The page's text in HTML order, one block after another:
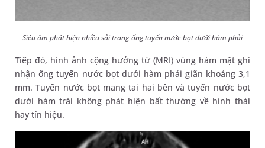
Siêu âm phát hiện nhiều sỏi trong ống tuyến nước bọt dưới hàm phải
Tiếp đó, hình ảnh cộng hưởng từ (MRI) vùng hàm mặt ghi
nhận ống tuyến nước bọt dưới hàm phải giãn khoảng 3,1
mm. Tuyến nước bọt mang tai hai bên và tuyến nước bọt
dưới hàm trái không phát hiện bất thường về hình thái
hay tín hiệu.